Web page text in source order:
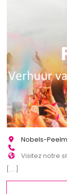
Nobels-
Visitez notre
[...]